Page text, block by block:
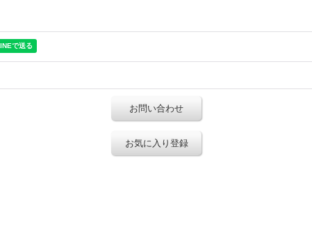
お問い合わせ
お気に入り登録